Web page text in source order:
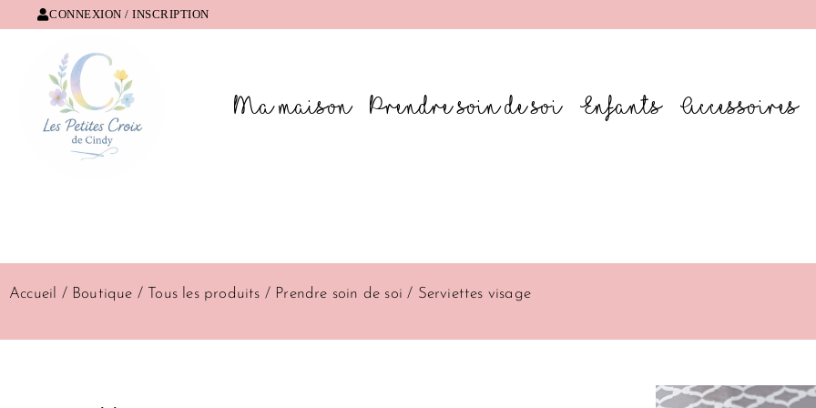
CONNEXION / INSCRIPTION
Ma maison Prendre soin de soi Enfants Accessoires
Accueil / Boutique / Tous les produits / Prendre soin de soi / Serviettes visage